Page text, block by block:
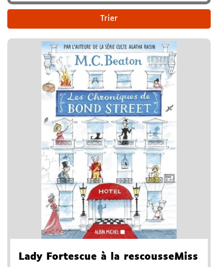
Lady Fortescue à la rescousseMiss